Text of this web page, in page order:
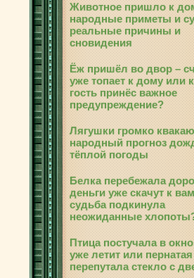
Животное пришло к
народные приметы и
реальные причины и
сновидения
Ёж пришёл во двор –
уже топает к дому или
гость принёс важное
предупреждение?
Лягушки громко
народный прогноз
тёплой погоды
Белка перебежала
деньги уже скачут к
судьба подкинула
неожиданные
Птица постучала в
уже летит или
перепутала стекло с